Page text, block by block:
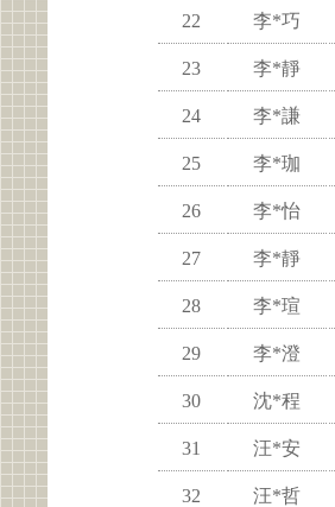
22 李*巧
23 李*靜
24 李*謙
25 李*珈
26 李*怡
27 李*靜
28 李*瑄
29 李*澄
30 沈*程
31 汪*安
32 汪*哲